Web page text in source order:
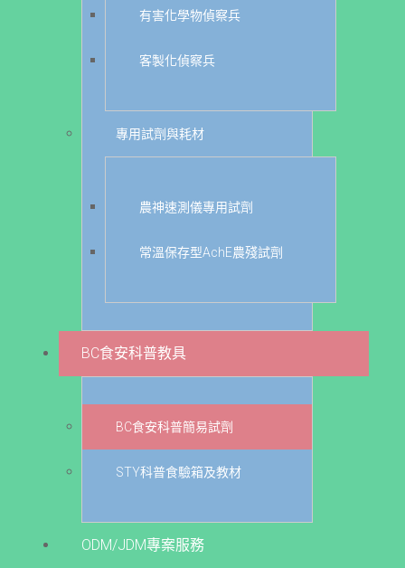
有害化學物偵察兵
客製化偵察兵
專用試劑與耗材
農神速測儀專用試劑
常溫保存型AchE農殘試劑
BC食安科普教具
BC食安科普簡易試劑
STY科普食驗箱及教材
ODM/JDM專案服務